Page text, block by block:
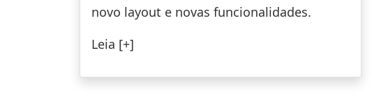
novo layout e novas funcionalidades.
Leia [+]